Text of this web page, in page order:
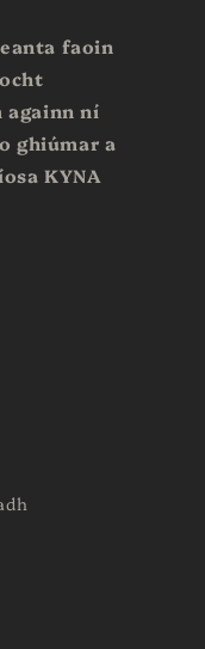
faoin
againn ní
ghiúmar a
KYNA